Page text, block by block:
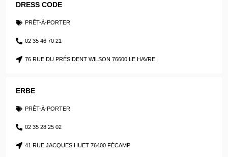
DRESS CODE
PRÊT-À-PORTER
02 35 46 70 21
76 RUE DU PRÉSIDENT WILSON 76600 LE HAVRE
ERBE
PRÊT-À-PORTER
02 35 28 25 02
41 RUE JACQUES HUET 76400 FÉCAMP